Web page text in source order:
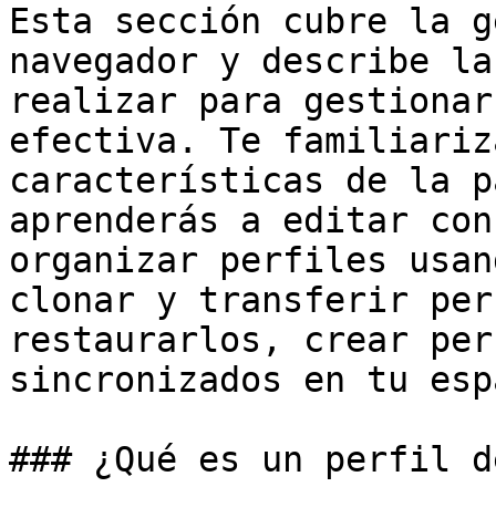
Esta sección cubre la
navegador y describe
realizar para
efectiva. Te
características de la
aprenderás a editar
organizar perfiles
clonar y transferir
restaurarlos, crear
sincronizados en tu
### ¿Qué es un perfil